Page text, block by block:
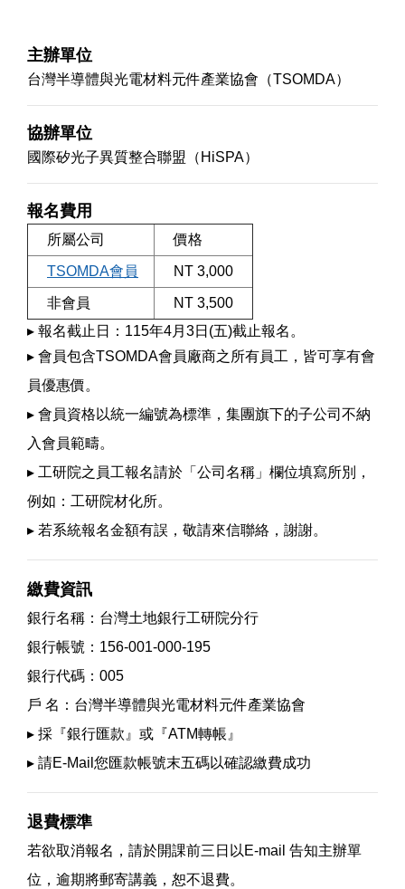
主辦單位
台灣半導體與光電材料元件產業協會（TSOMDA）
協辦單位
國際矽光子異質整合聯盟 （HiSPA）
報名費用
所屬公司 價格
TSOMDA會員 NT 3,000
非會員
NT 3,500
▸ 報名截止日：115年4月3日(五)截止報名。
▸ 會員包含TSOMDA會員廠商之所有員工，皆可享有會
員優惠價。
▸ 會員資格以統一編號為標準，集團旗下的子公司不納
入會員範疇。
▸ 工研院之員工報名請於「公司名稱」欄位填寫所別，
例如：工研院材化所。
▸ 若系統報名金額有誤，敬請來信聯絡，謝謝。
繳費資訊
銀行名稱：台灣土地銀行工研院分行
銀行帳號：156-001-000-195
銀行代碼：005
戶 名：台灣半導體與光電材料元件產業協會
▸ 採『銀行匯款』或『ATM轉帳』
▸ 請E-Mail您匯款帳號末五碼以確認繳費成功
退費標準
若欲取消報名，請於開課前三日以E-mail 告知主辦單
位，逾期將郵寄講義，恕不退費。